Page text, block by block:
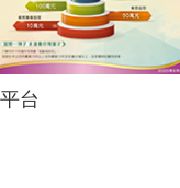
台